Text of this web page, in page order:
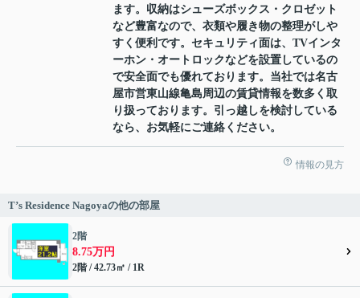
ます。収納はシューズボックス・クロゼット
など豊富なので、衣類や履き物の整理がしや
すく便利です。セキュリティ面は、TVインタ
ーホン・オートロックなどを設置しているの
で安全面でも優れております。当社では名古
屋市営東山線亀島周辺の賃貸情報を数多く取
り扱っております。引っ越しを検討している
なら、お気軽にご連絡ください。
情報の見方
T’s Residence Nagoyaの他の部屋
2階
8.75万円
2階 / 42.73㎡ / 1R